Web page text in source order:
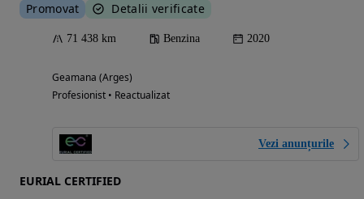
Promovat Detalii verificate
71 438 km Benzina 2020
Geamana (Arges)
Profesionist • Reactualizat
Vezi anunțurile
EURIAL CERTIFIED